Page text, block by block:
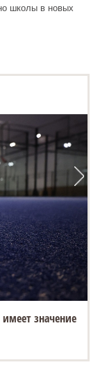
школы в новых
имеет значение